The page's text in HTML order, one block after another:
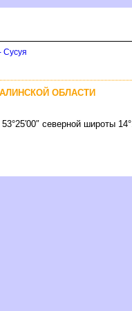
Сусуя
ОБЛАСТИ
северной широты